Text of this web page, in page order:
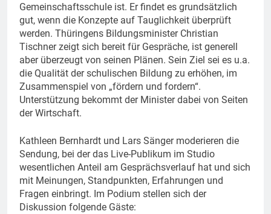
Gemeinschaftsschule ist. Er findet es grundsätzlich
gut, wenn die Konzepte auf Tauglichkeit überprüft
werden. Thüringens Bildungsminister Christian
Tischner zeigt sich bereit für Gespräche, ist generell
aber überzeugt von seinen Plänen. Sein Ziel sei es u.a.
die Qualität der schulischen Bildung zu erhöhen, im
Zusammenspiel von „fördern und fordern“.
Unterstützung bekommt der Minister dabei von Seiten
der Wirtschaft.
Kathleen Bernhardt und Lars Sänger moderieren die
Sendung, bei der das Live-Publikum im Studio
wesentlichen Anteil am Gesprächsverlauf hat und sich
mit Meinungen, Standpunkten, Erfahrungen und
Fragen einbringt. Im Podium stellen sich der
Diskussion folgende Gäste: